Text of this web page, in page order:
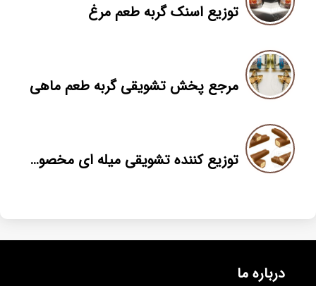
توزیع اسنک گربه طعم مرغ
مرجع پخش تشویقی گربه طعم ماهی
توزیع کننده تشویقی میله ای مخصوص سگ
درباره ما